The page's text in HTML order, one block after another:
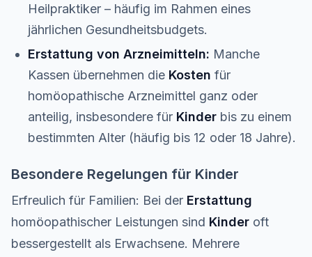
Heilpraktiker – häufig im Rahmen eines
jährlichen Gesundheitsbudgets.
Erstattung von Arzneimitteln: Manche
Kassen übernehmen die Kosten für
homöopathische Arzneimittel ganz oder
anteilig, insbesondere für Kinder bis zu einem
bestimmten Alter (häufig bis 12 oder 18 Jahre).
Besondere Regelungen für Kinder
Erfreulich für Familien: Bei der Erstattung
homöopathischer Leistungen sind Kinder oft
bessergestellt als Erwachsene. Mehrere